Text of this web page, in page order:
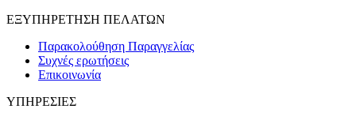
ΕΞΥΠΗΡΕΤΗΣΗ ΠΕΛΑΤΩΝ
Παρακολούθηση Παραγγελίας
Συχνές ερωτήσεις
Επικοινωνία
ΥΠΗΡΕΣΙΕΣ